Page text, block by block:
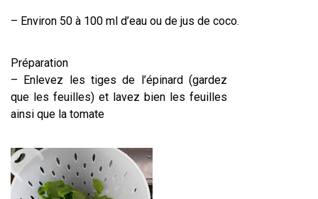
– Environ 50 à 100 ml d’eau ou de jus de coco.
Préparation
– Enlevez les tiges de l’épinard (gardez
que les feuilles) et lavez bien les feuilles
ainsi que la tomate